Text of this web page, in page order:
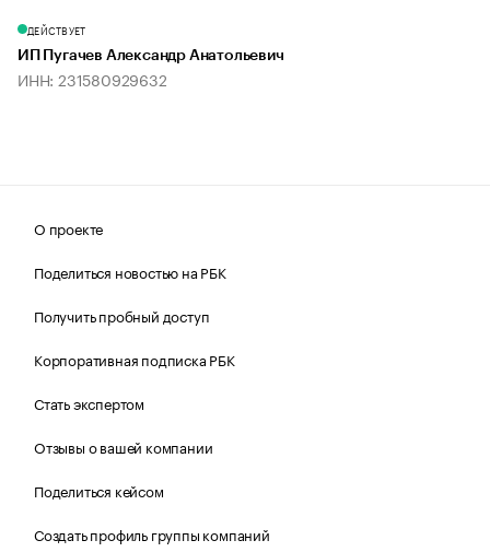
ДЕЙСТВУЕТ
ИП Пугачев Александр Анатольевич
ИНН: 231580929632
О проекте
Поделиться новостью на РБК
Получить пробный доступ
Корпоративная подписка РБК
Стать экспертом
Отзывы о вашей компании
Поделиться кейсом
Создать профиль группы компаний